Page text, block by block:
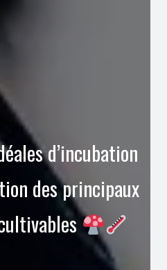
d’incubation
des principaux